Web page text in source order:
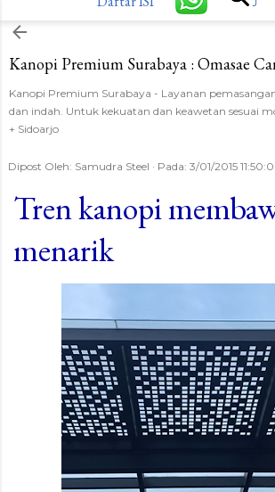
Langsung ke konten
Kanopi Premium Surabaya : Omasae
Kanopi Premium Surabaya - Layanan
dan indah. Untuk kekuatan dan keawetan sesuai
+ Sidoarjo
Dipost Oleh: Samudra Steel Pada: 3/01/2015
Tren kanopi
menarik